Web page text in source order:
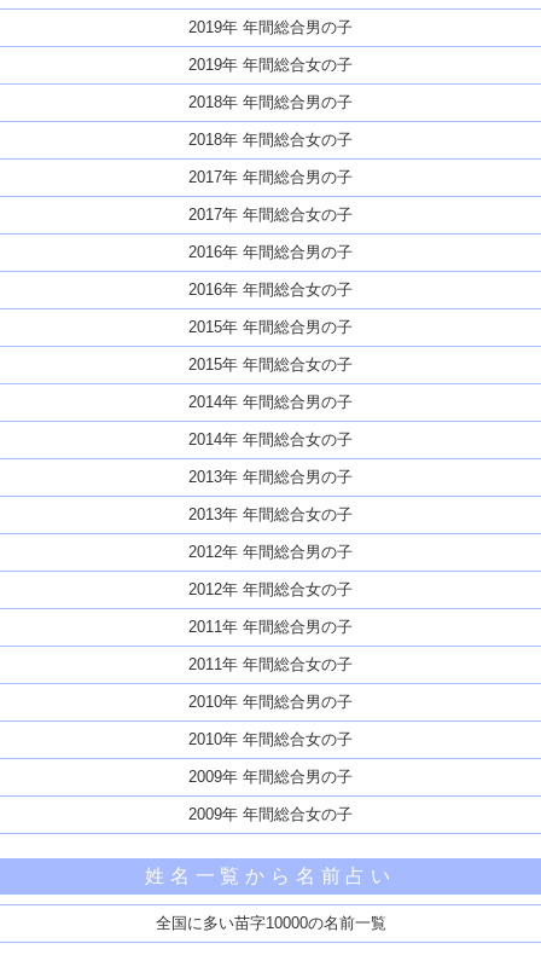
2019年 年間総合男の子
2019年 年間総合女の子
2018年 年間総合男の子
2018年 年間総合女の子
2017年 年間総合男の子
2017年 年間総合女の子
2016年 年間総合男の子
2016年 年間総合女の子
2015年 年間総合男の子
2015年 年間総合女の子
2014年 年間総合男の子
2014年 年間総合女の子
2013年 年間総合男の子
2013年 年間総合女の子
2012年 年間総合男の子
2012年 年間総合女の子
2011年 年間総合男の子
2011年 年間総合女の子
2010年 年間総合男の子
2010年 年間総合女の子
2009年 年間総合男の子
2009年 年間総合女の子
姓名一覧から名前占い
全国に多い苗字10000の名前一覧